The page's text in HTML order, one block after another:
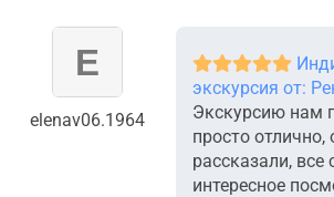
elenav06.1964
экскурсия от:
Экскурсию нам
просто отлично,
рассказали, все
интересное